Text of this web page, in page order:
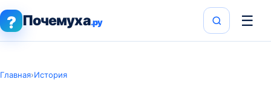
? Почемуха.ру ☰
Главная›История